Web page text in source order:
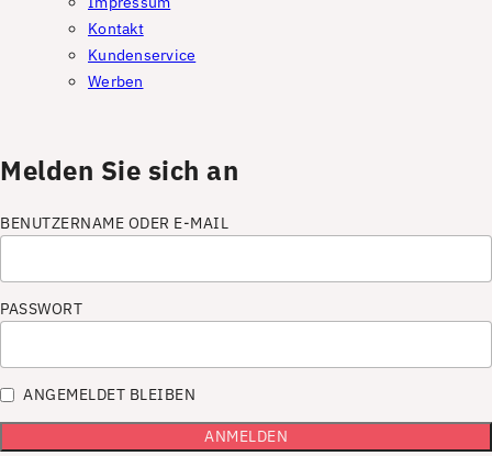
Kontakt
Kundenservice
Werben
Melden Sie sich an
BENUTZERNAME ODER E-MAIL
PASSWORT
ANGEMELDET BLEIBEN